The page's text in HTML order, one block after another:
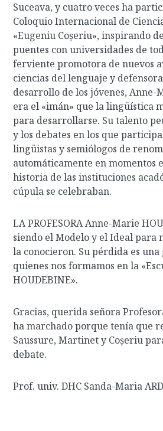
Suceava, y cuatro veces ha
Coloquio Internacional de
«Eugeniu Coșeriu», inspirando
puentes con universidades de
ferviente promotora de nuevos
ciencias del lenguaje y
desarrollo de los jóvenes, Anne-
era el «imán» que la lingüística
para desarrollarse. Su talento
y los debates en los que
lingüistas y semiólogos de
automáticamente en momentos
historia de las instituciones
cúpula se celebraban.
LA PROFESORA Anne-Marie
siendo el Modelo y el Ideal para
la conocieron. Su pérdida es
quienes nos formamos en la
HOUDEBINE».
Gracias, querida señora
ha marchado porque tenía que
Saussure, Martinet y Coșeriu
debate.
Prof. univ. DHC Sanda-Maria